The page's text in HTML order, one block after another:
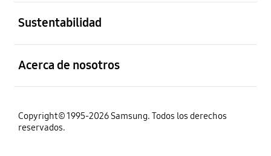
Sustentabilidad
Acerca de nosotros
Copyright© 1995-2026 Samsung. Todos los derechos
reservados.